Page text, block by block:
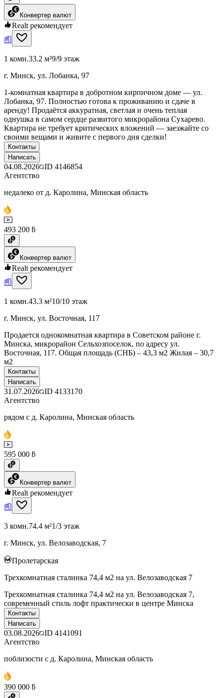
Конвертер валют
Realt рекомендует
1 комн.33.2 м²9/9 этаж
г. Минск, ул. Лобанка, 97
1-комнатная квартира в добротном кирпичном доме — ул.
Лобанка, 97. Полностью готова к проживанию и сдаче в
аренду! Продаётся аккуратная, светлая и очень теплая
однушка в самом сердце развитого микрорайона Сухарево.
Квартира не требует критических вложений — заезжайте со
своими вещами и живите с первого дня сделки!
Контакты
Написать
04.08.2026 ID 4146854
Агентство
недалеко от д. Каролина, Минская область
493 200 ƃ
Конвертер валют
Realt рекомендует
1 комн.43.3 м²10/10 этаж
г. Минск, ул. Восточная, 117
Продается однокомнатная квартира в Советском районе г.
Минска, микрорайон Сельхозпоселок, по адресу ул.
Восточная, 117. Общая площадь (СНБ) – 43,3 м2 Жилая – 30,7
м2
Контакты
Написать
31.07.2026 ID 4133170
Агентство
рядом с д. Каролина, Минская область
595 000 ƃ
Конвертер валют
Realt рекомендует
3 комн.74.4 м²1/3 этаж
г. Минск, ул. Велозаводская, 7
Пролетарская
Трехкомнатная сталинка 74,4 м2 на ул. Велозаводская 7
Трехкомнатная сталинка 74,4 м2 на ул. Велозаводская 7,
современный стиль лофт практически в центре Минска
Контакты
Написать
03.08.2026 ID 4141091
Агентство
поблизости с д. Каролина, Минская область
390 000 ƃ